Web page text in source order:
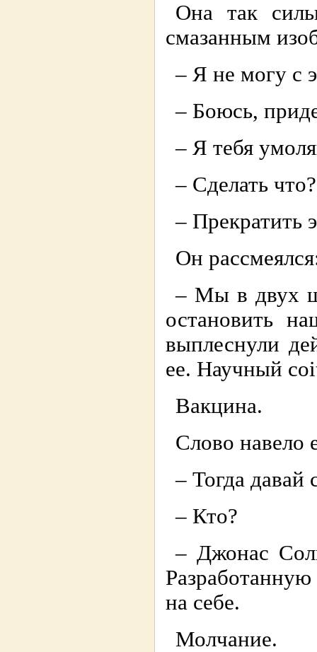
Она так
смазанным
– Я не могу с
– Боюсь,
– Я тебя
– Сделать что?
– Прекратить
Он
– Мы в двух
остановить
выплеснули
ее. Научный
Вакцина.
Слово навело
– Тогда давай
– Кто?
– Джонас
на себе.
Молчание.